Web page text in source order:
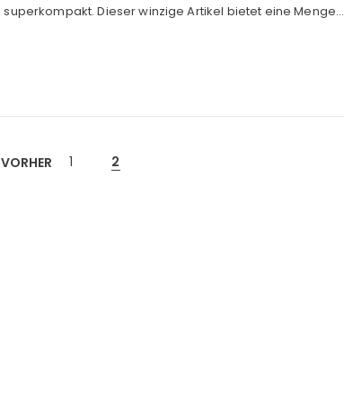
superkompakt. Dieser winzige Artikel bietet eine Menge...
VORHER 1 2